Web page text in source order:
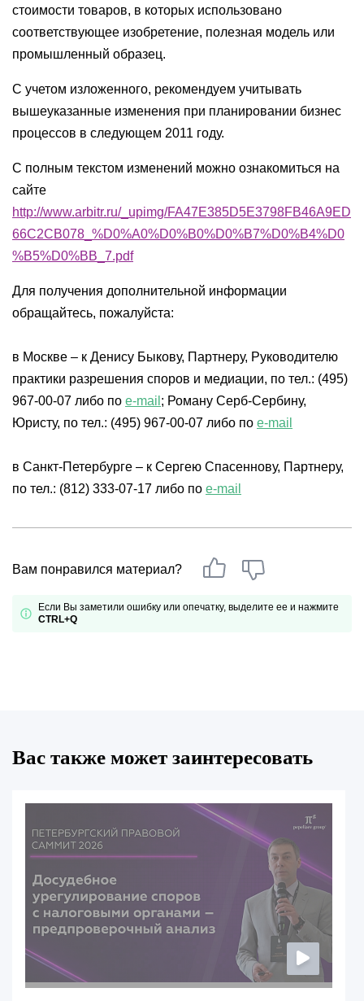
стоимости товаров, в которых использовано
соответствующее изобретение, полезная модель или
промышленный образец.
С учетом изложенного, рекомендуем учитывать
вышеуказанные изменения при планировании бизнес
процессов в следующем 2011 году.
С полным текстом изменений можно ознакомиться на
сайте
http://www.arbitr.ru/_upimg/FA47E385D5E3798FB46A9ED
66C2CB078_%D0%A0%D0%B0%D0%B7%D0%B4%D0
%B5%D0%BB_7.pdf
Для получения дополнительной информации
обращайтесь, пожалуйста:
в Москве – к Денису Быкову, Партнеру, Руководителю
практики разрешения споров и медиации, по тел.: (495)
967-00-07 либо по e-mail ; Роману Серб-Сербину,
Юристу, по тел.: (495) 967-00-07 либо по e-mail
в Санкт-Петербурге – к Сергею Спасеннову, Партнеру,
по тел.: (812) 333-07-17 либо по e-mail
Вам понравился материал?
Если Вы заметили ошибку или опечатку, выделите ее и нажмите
CTRL+Q
Вас также может заинтересовать